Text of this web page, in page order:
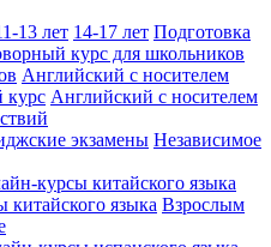
13 лет 14-17 лет Подготовка
курс для школьников
Английский с носителем
курс Английский с носителем
экзамены Независимое
курсы китайского языка
языка Взрослым